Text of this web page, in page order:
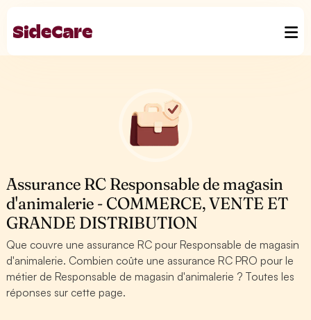
Assurance RC Responsable de magasin
d'animalerie - COMMERCE, VENTE ET
GRANDE DISTRIBUTION
Que couvre une assurance RC pour Responsable de magasin
d'animalerie. Combien coûte une assurance RC PRO pour le
métier de Responsable de magasin d'animalerie ? Toutes les
réponses sur cette page.